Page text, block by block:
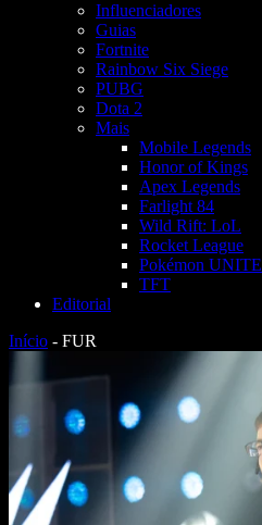
Influenciadores
Guias
Fortnite
Rainbow Six Siege
PUBG
Dota 2
Mais
Mobile Legends
Honor of Kings
Apex Legends
Farlight 84
Wild Rift: LoL
Rocket League
Pokémon UNITE
TFT
Editorial
Início - FUR